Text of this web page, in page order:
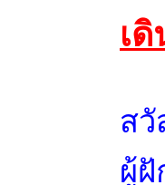
เ
ส
ผู้